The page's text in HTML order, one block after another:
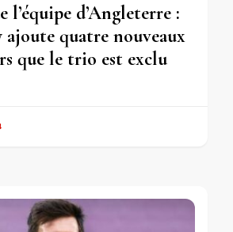
l’équipe d’Angleterre :
ajoute quatre nouveaux
que le trio est exclu